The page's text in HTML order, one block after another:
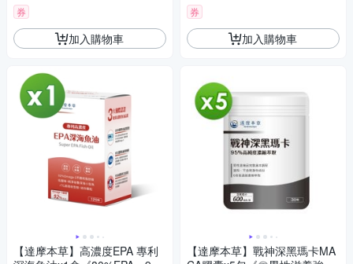
券
加入購物車
【達摩本草】高濃度EPA 專利
券
加入購物車
【達摩本草】戰神深黑瑪卡MA